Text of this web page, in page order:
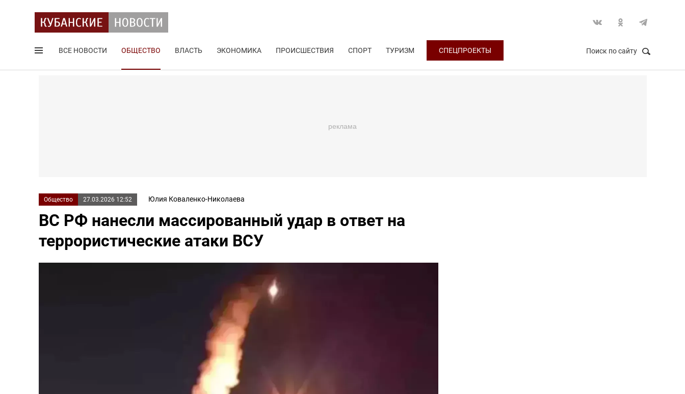
ВСЕ НОВОСТИ ОБЩЕСТВО ВЛАСТЬ ЭКОНОМИКА ПРОИСШЕСТВИЯ СПОРТ ТУРИЗМ СПЕЦПРОЕКТЫ Поиск по сайту
Общество 27.03.2026 12:52 Юлия Коваленко-Николаева
ВС РФ нанесли массированный удар в ответ на
террористические атаки ВСУ